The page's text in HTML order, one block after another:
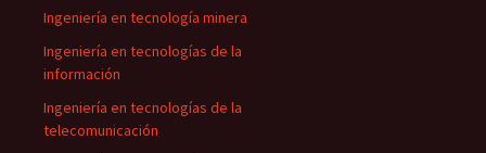
Ingeniería en tecnología minera
Ingeniería en tecnologías de la
información
Ingeniería en tecnologías de la
telecomunicación